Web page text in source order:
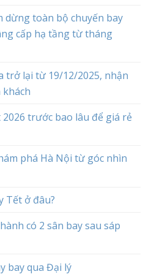
dừng toàn bộ chuyến bay
cấp hạ tầng từ tháng
trở lại từ 19/12/2025, nhận
2026 trước bao lâu để giá rẻ
phá Hà Nội từ góc nhìn
Tết ở đâu?
có 2 sân bay sau sáp
bay qua Đại lý